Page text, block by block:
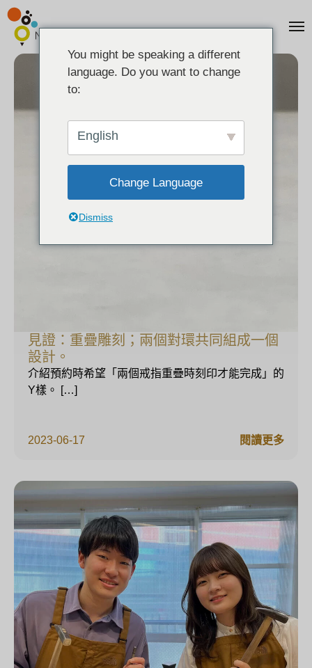
見證：重疊雕刻；兩個對環共同組成一個
設計。
2023-06-17
介紹預約時希望「兩個戒指重疊時刻印才能完成」的
Y樣。 […]
閱讀更多
You might be speaking a different
language. Do you want to change
to:
English
Change Language
Dismiss